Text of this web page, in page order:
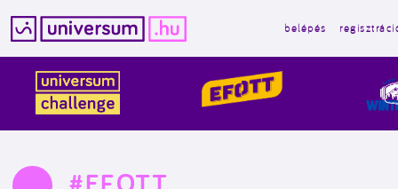
tartalomba
belépés